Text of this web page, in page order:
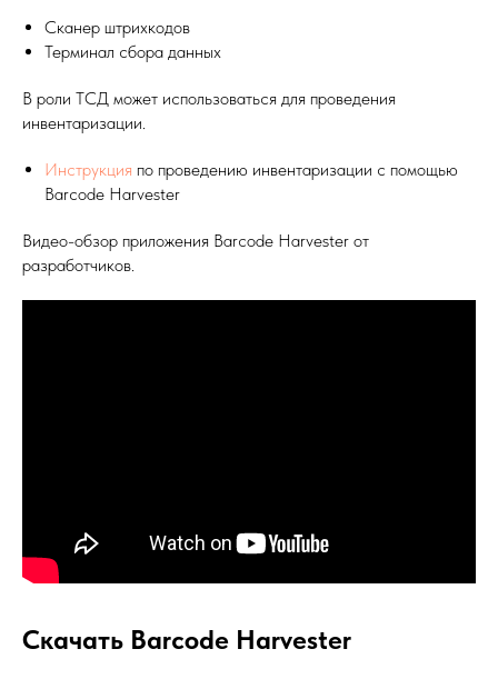
Сканер штрихкодов
Терминал сбора данных
В роли ТСД может использоваться для проведения
инвентаризации.
Инструкция по проведению инвентаризации с помощью
Barcode Harvester
Видео-обзор приложения Barcode Harvester от
разработчиков.
Скачать Barcode Harvester